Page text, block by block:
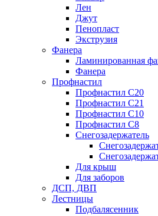
Лен
Джут
Пенопласт
Экструзия
Фанера
Ламинированная
Фанера
Профнастил
Профнастил С20
Профнастил С21
Профнастил С10
Профнастил С8
Снегозадержатель
Для крыш
Для заборов
ДСП, ДВП
Лестницы
Подбалясенник